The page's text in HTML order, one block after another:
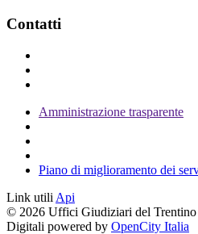
Contatti
Amministrazione trasparente
Piano di miglioramento dei
Link utili Api
© 2026 Uffici Giudiziari del
Digitali powered by OpenCity Italia